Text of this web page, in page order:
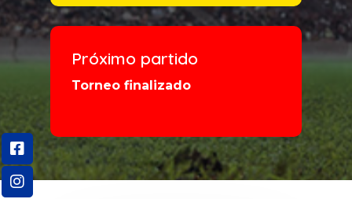
Próximo partido
Torneo finalizado